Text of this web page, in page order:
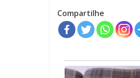
Compartilhe